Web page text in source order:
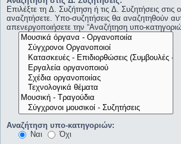
Επιλέξτε τη Δ. Συζήτηση ή τις Δ. Συζητήσεις στις
αναζητήσετε. Υπο-συζητήσεις θα αναζητηθούν
απενεργοποιήσετε την “Αναζήτηση υπο-
Αναζήτηση υπο-κατηγοριών:
Ναι
Όχι